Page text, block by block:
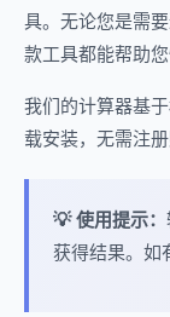
具。无论您是需
款工具都能帮助
我们的计算器基
载安装，无需注
💡 使用提示：
获得结果。如